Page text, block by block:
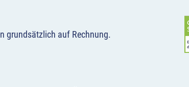
grundsätzlich auf Rechnung.